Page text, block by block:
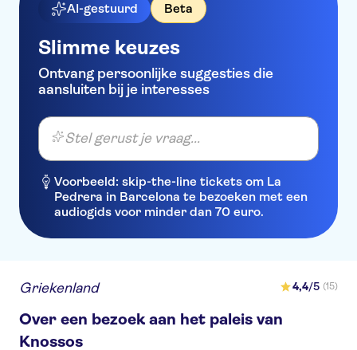
AI-gestuurd Beta
Slimme keuzes
Ontvang persoonlijke suggesties die
aansluiten bij je interesses
Stel gerust je vraag...
Voorbeeld: skip-the-line tickets om La
Pedrera in Barcelona te bezoeken met een
audiogids voor minder dan 70 euro.
Griekenland 4,4/5 (15)
Over een bezoek aan het paleis van
Knossos